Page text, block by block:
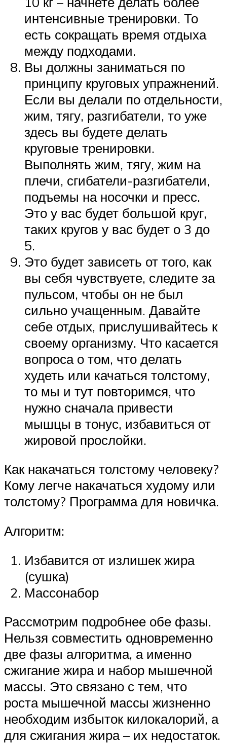
интенсивные тренировки. То
есть сокращать время отдыха
между подходами.
Вы должны заниматься по
принципу круговых упражнений.
Если вы делали по отдельности,
жим, тягу, разгибатели, то уже
здесь вы будете делать
круговые тренировки.
Выполнять жим, тягу, жим на
плечи, сгибатели-разгибатели,
подъемы на носочки и пресс.
Это у вас будет большой круг,
таких кругов у вас будет о 3 до
5.
Это будет зависеть от того, как
вы себя чувствуете, следите за
пульсом, чтобы он не был
сильно учащенным. Давайте
себе отдых, прислушивайтесь к
своему организму. Что касается
вопроса о том, что делать
худеть или качаться толстому,
то мы и тут повторимся, что
нужно сначала привести
мышцы в тонус, избавиться от
жировой прослойки.
Как накачаться толстому человеку?
Кому легче накачаться худому или
толстому? Программа для новичка.
Алгоритм:
Избавится от излишек жира
(сушка)
Массонабор
Рассмотрим подробнее обе фазы.
Нельзя совместить одновременно
две фазы алгоритма, а именно
сжигание жира и набор мышечной
массы. Это связано с тем, что
роста мышечной массы жизненно
необходим избыток килокалорий, а
для сжигания жира – их недостаток.